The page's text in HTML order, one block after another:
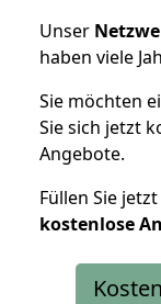
Unser
haben viele
Sie möchten
Sie sich jetzt
Angebote.
Füllen Sie
kostenlose